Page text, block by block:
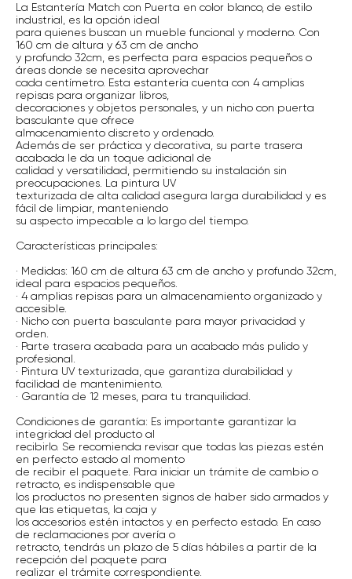
La Estantería Match con Puerta en color blanco, de estilo
industrial, es la opción ideal
para quienes buscan un mueble funcional y moderno. Con
160 cm de altura y 63 cm de ancho
y profundo 32cm, es perfecta para espacios pequeños o
áreas donde se necesita aprovechar
cada centímetro. Esta estantería cuenta con 4 amplias
repisas para organizar libros,
decoraciones y objetos personales, y un nicho con puerta
basculante que ofrece
almacenamiento discreto y ordenado.
Además de ser práctica y decorativa, su parte trasera
acabada le da un toque adicional de
calidad y versatilidad, permitiendo su instalación sin
preocupaciones. La pintura UV
texturizada de alta calidad asegura larga durabilidad y es
fácil de limpiar, manteniendo
su aspecto impecable a lo largo del tiempo.
Características principales:
· Medidas: 160 cm de altura 63 cm de ancho y profundo 32cm,
ideal para espacios pequeños.
· 4 amplias repisas para un almacenamiento organizado y
accesible.
· Nicho con puerta basculante para mayor privacidad y
orden.
· Parte trasera acabada para un acabado más pulido y
profesional.
· Pintura UV texturizada, que garantiza durabilidad y
facilidad de mantenimiento.
· Garantía de 12 meses, para tu tranquilidad.
Condiciones de garantía: Es importante garantizar la
integridad del producto al
recibirlo. Se recomienda revisar que todas las piezas estén
en perfecto estado al momento
de recibir el paquete. Para iniciar un trámite de cambio o
retracto, es indispensable que
los productos no presenten signos de haber sido armados y
que las etiquetas, la caja y
los accesorios estén intactos y en perfecto estado. En caso
de reclamaciones por avería o
retracto, tendrás un plazo de 5 días hábiles a partir de la
recepción del paquete para
realizar el trámite correspondiente.